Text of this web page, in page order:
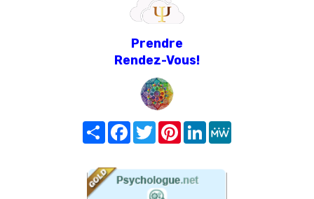
Prendre
Rendez-Vous!
Share FacebookTwitterPinterest
LinkedIn